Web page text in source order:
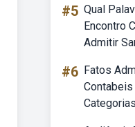
#5 Qual
Encontro
Admitir
#6 Fatos